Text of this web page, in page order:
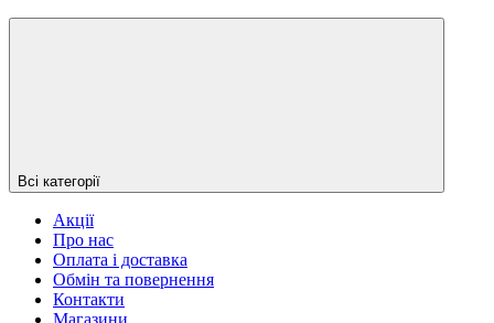
Всі категорії
Акції
Про нас
Оплата і доставка
Обмін та повернення
Контакти
Магазини